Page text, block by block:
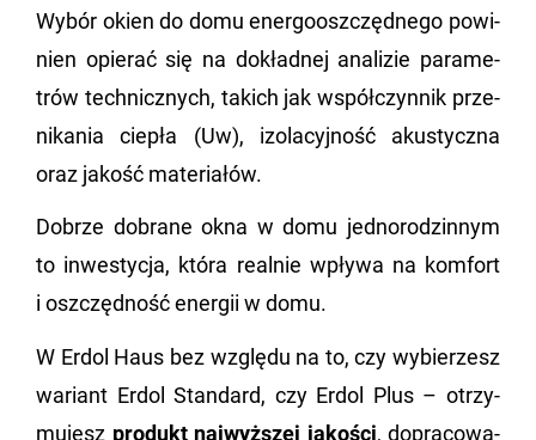
Wybór okien do domu ener­go­osz­częd­ne­go po­wi­
nien opie­rać się na do­kład­nej ana­li­zie pa­ra­me­
trów tech­nicz­nych, ta­kich jak współ­czyn­nik prze­
ni­ka­nia cie­pła (Uw), izo­la­cyj­ność aku­stycz­na
oraz ja­kość ma­te­ria­łów.
Do­brze do­bra­ne okna w domu jed­no­ro­dzin­nym
to in­we­sty­cja, która re­al­nie wpły­wa na kom­fort
i oszczęd­ność ener­gii w domu.
W Erdol Haus bez wzglę­du na to, czy wy­bie­rzesz
wa­riant Erdol Stan­dard, czy Erdol Plus – otrzy­
mu­jesz pro­dukt naj­wyż­szej ja­ko­ści, do­pra­co­wa­